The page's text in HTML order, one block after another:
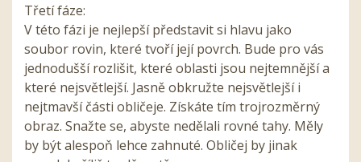
Třetí fáze:
V této fázi je nejlepší představit si hlavu jako
soubor rovin, které tvoří její povrch. Bude pro vás
jednodušší rozlišit, které oblasti jsou nejtemnější a
které nejsvětlejší. Jasně obkružte nejsvětlejší i
nejtmavší části obličeje. Získáte tím trojrozměrný
obraz. Snažte se, abyste nedělali rovné tahy. Měly
by být alespoň lehce zahnuté. Obličej by jinak